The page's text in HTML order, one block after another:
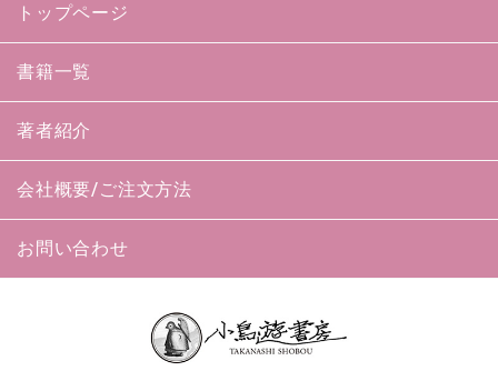
トップページ
書籍一覧
著者紹介
会社概要/ご注文方法
お問い合わせ